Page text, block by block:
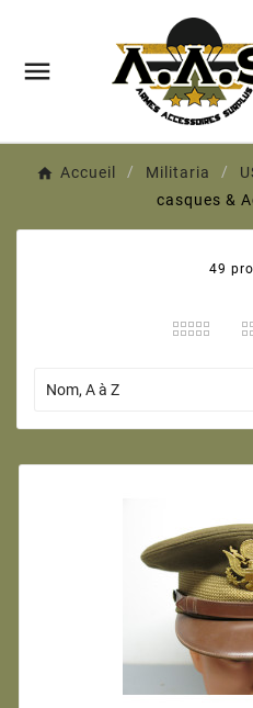

Accueil Militaria
casques &
49
Nom, A à Z